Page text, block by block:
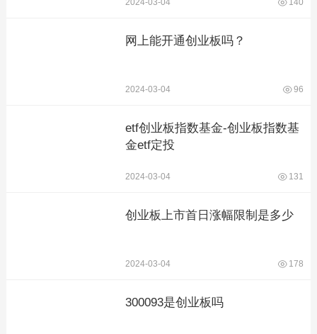
2024-03-04 140
网上能开通创业板吗？
2024-03-04 96
etf创业板指数基金-创业板指数基
金etf定投
2024-03-04 131
创业板上市首日涨幅限制是多少
2024-03-04 178
300093是创业板吗